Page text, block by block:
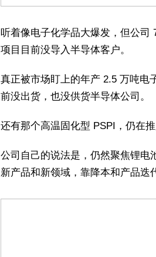
听着像电子化学品大爆发，但公司
项目目前没导入半导体客户。
真正被市场盯上的年产 2.5 万吨电
前没出货，也没供货半导体公司。
还有那个高温固化型 PSPI，仍在
公司自己的说法是，仍然聚焦锂电
新产品和新领域，靠降本和产品迭